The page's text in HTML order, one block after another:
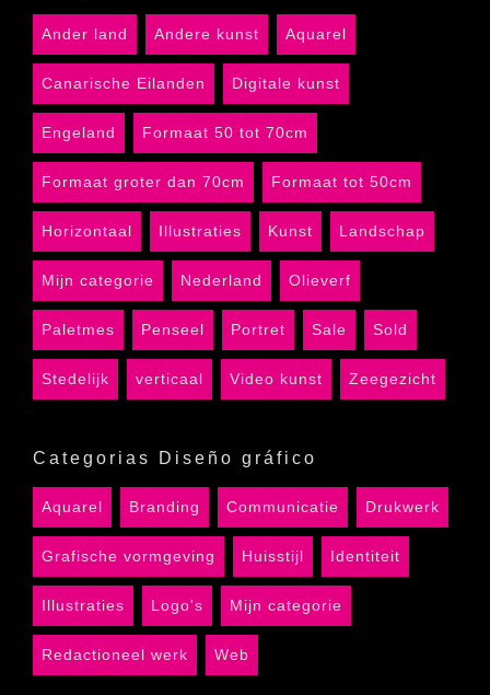
Ander land Andere kunst Aquarel
Canarische Eilanden Digitale kunst
Engeland Formaat 50 tot 70cm
Formaat groter dan 70cm Formaat tot 50cm
Horizontaal Illustraties Kunst Landschap
Mijn categorie Nederland Olieverf
Paletmes Penseel Portret Sale Sold
Stedelijk verticaal Video kunst Zeegezicht
Categorias Diseño gráfico
Aquarel Branding Communicatie Drukwerk
Grafische vormgeving Huisstijl Identiteit
Illustraties Logo's Mijn categorie
Redactioneel werk Web